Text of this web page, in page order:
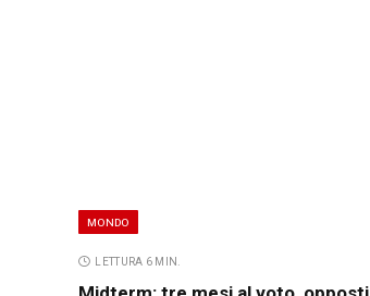
MONDO
LETTURA 6 MIN.